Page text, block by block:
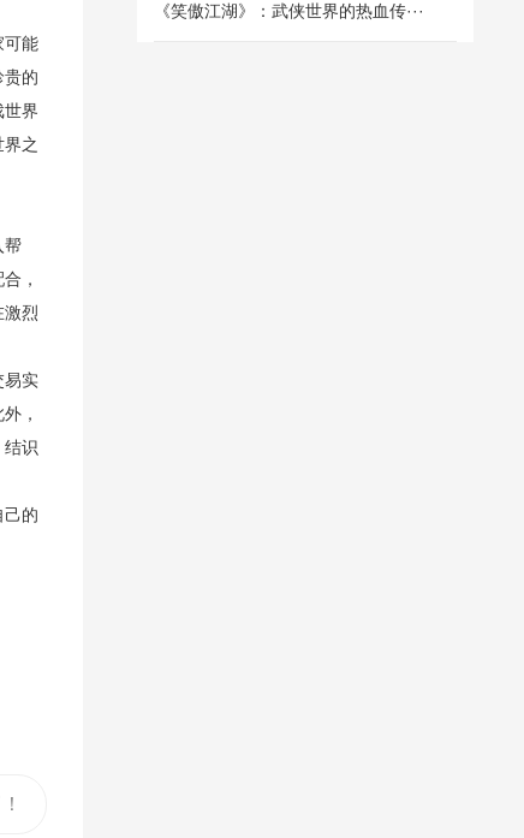
可能
贵的
世界
之
帮
，
激烈
易实
，
结识
己的
《笑傲江湖》：武侠世界的热血传···